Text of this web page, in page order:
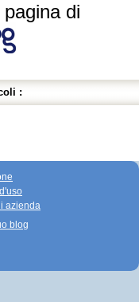
di
:
azienda
blog